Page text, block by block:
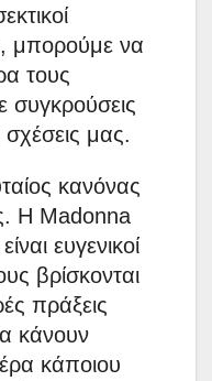
μπορούμε να
τους
συγκρούσεις
σχέσεις μας.
κανόνας
Η Madonna
ευγενικοί
βρίσκονται
πράξεις
κάνουν
κάποιου